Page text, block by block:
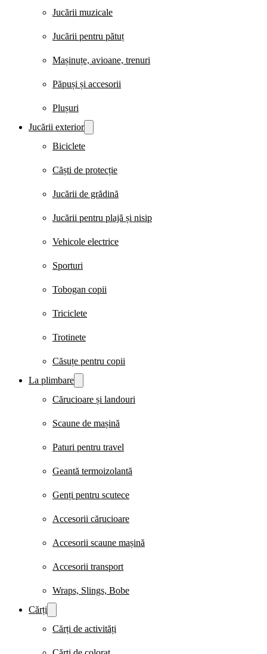
Jucării muzicale
Jucării pentru pătuț
Mașinuțe, avioane, trenuri
Păpuși și accesorii
Plușuri
Jucării exterior
Biciclete
Căști de protecție
Jucării de grădină
Jucării pentru plajă și nisip
Vehicole electrice
Sporturi
Tobogan copii
Triciclete
Trotinete
Căsuțe pentru copii
La plimbare
Cărucioare și landouri
Scaune de mașină
Paturi pentru travel
Geantă termoizolantă
Genți pentru scutece
Accesorii cărucioare
Accesorii scaune mașină
Accesorii transport
Wraps, Slings, Bobe
Cărți
Cărți de activități